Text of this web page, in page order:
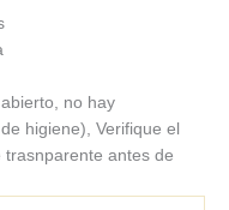
no hay
higiene), Verifique el
antes de